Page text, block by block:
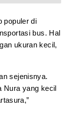
populer di
bus. Hal
ukuran kecil,
sejenisnya.
Nura yang kecil